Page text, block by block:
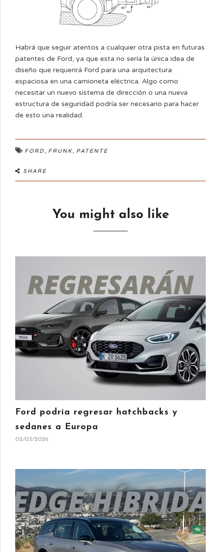
Habrá que seguir atentos a cualquier otra pista en futuras
patentes de Ford, ya que esta no sería la única idea de
diseño que requerirá Ford para una arquitectura
espaciosa en una camioneta eléctrica. Algo como
necesitar un nuevo sistema de dirección o una nueva
estructura de seguridad podría ser necesario para hacer
de esto una realidad.
FORD, FRUNK, PATENTE
SHARE
You might also like
Ford podría regresar hatchbacks y
sedanes a Europa
02/03/2026